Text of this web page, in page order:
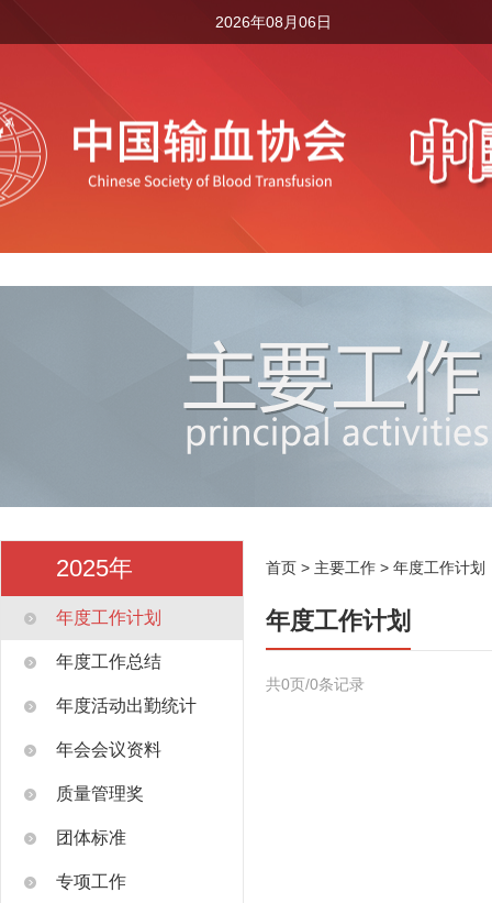
2026年08月06日
2025年
年度工作计划
年度工作总结
年度活动出勤统计
年会会议资料
质量管理奖
团体标准
专项工作
首页 > 主要工作 > 年度工作计划
年度工作计划
共0页/0条记录